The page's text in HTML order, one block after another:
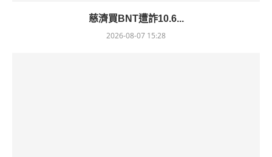
慈濟買BNT遭詐10.6...
2026-08-07 15:28